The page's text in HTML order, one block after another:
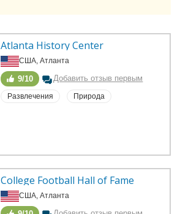
Atlanta History Center
США, Атланта
9/10 Добавить отзыв первым
Развлечения Природа
College Football Hall of Fame
США, Атланта